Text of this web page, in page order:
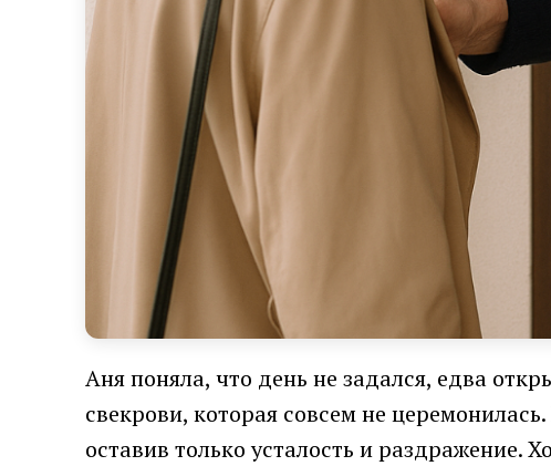
Аня поняла, что день не задался, едва
свекрови, которая совсем не
оставив только усталость и раздражение.